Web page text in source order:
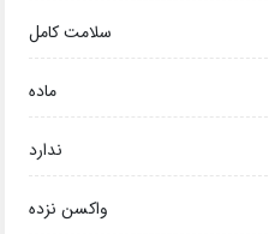
سلامت کامل
ماده
ندارد
واکسن نزده